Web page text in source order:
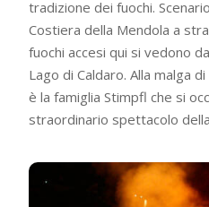
tradizione dei fuochi.
Costiera della Mendola a
fuochi accesi qui si vedono
Lago di Caldaro. Alla malga
è la famiglia Stimpfl che si
straordinario spettacolo